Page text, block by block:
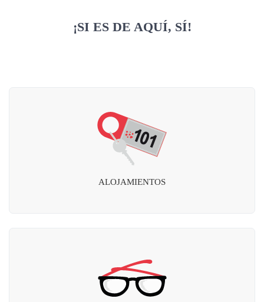
¡SI ES DE AQUÍ, SÍ!
ALOJAMIENTOS